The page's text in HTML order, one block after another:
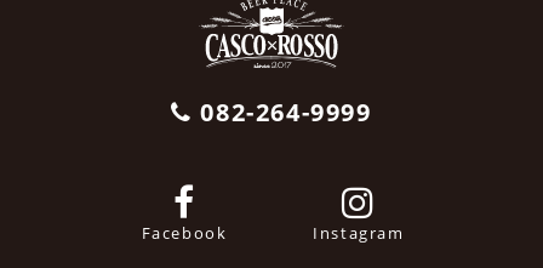
082-264-9999
Facebook Instagram